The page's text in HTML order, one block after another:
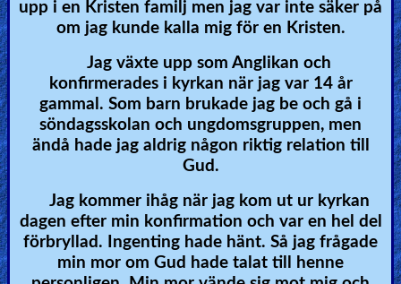
upp i en Kristen familj men jag var inte säker på
om jag kunde kalla mig för en Kristen.
Jag växte upp som Anglikan och
konfirmerades i kyrkan när jag var 14 år
gammal. Som barn brukade jag be och gå i
söndagsskolan och ungdomsgruppen, men
ändå hade jag aldrig någon riktig relation till
Gud.
Jag kommer ihåg när jag kom ut ur kyrkan
dagen efter min konfirmation och var en hel del
förbryllad. Ingenting hade hänt. Så jag frågade
min mor om Gud hade talat till henne